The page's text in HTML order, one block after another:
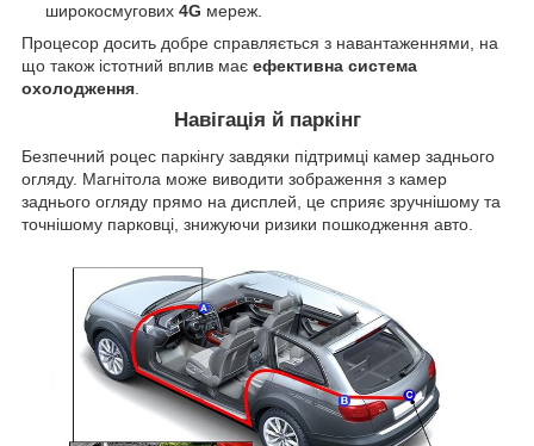
широкосмугових 4G мереж.
Процесор досить добре справляється з навантаженнями, на
що також істотний вплив має ефективна система
охолодження.
Навігація й паркінг
Безпечний роцес паркінгу завдяки підтримці камер заднього
огляду. Магнітола може виводити зображення з камер
заднього огляду прямо на дисплей, це сприяє зручнішому та
точнішому парковці, знижуючи ризики пошкодження авто.